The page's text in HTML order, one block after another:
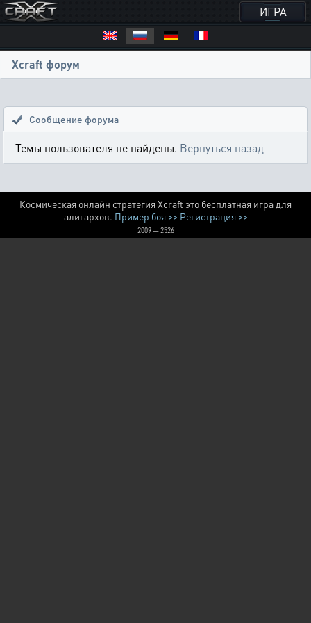
ИГРА
Xcraft форум
Сообщение форума
Темы пользователя не найдены. Вернуться назад
Космическая онлайн стратегия Xcraft это бесплатная игра для
алигархов. Пример боя >> Регистрация >>
2009 — 2526